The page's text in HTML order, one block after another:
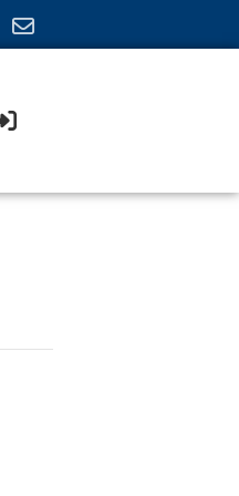
Qui sommes-nous ?
Organisation
Affaires